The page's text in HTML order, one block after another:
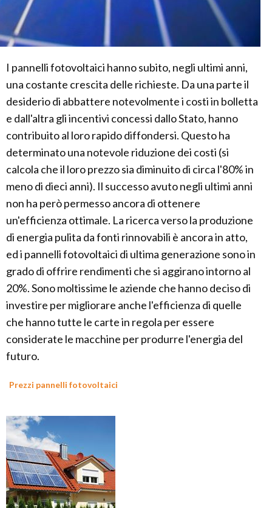
I pannelli fotovoltaici hanno subito, negli ultimi anni,
una costante crescita delle richieste. Da una parte il
desiderio di abbattere notevolmente i costi in bolletta
e dall'altra gli incentivi concessi dallo Stato, hanno
contribuito al loro rapido diffondersi. Questo ha
determinato una notevole riduzione dei costi (si
calcola che il loro prezzo sia diminuito di circa l'80% in
meno di dieci anni). Il successo avuto negli ultimi anni
non ha però permesso ancora di ottenere
un'efficienza ottimale. La ricerca verso la produzione
di energia pulita da fonti rinnovabili è ancora in atto,
ed i pannelli fotovoltaici di ultima generazione sono in
grado di offrire rendimenti che si aggirano intorno al
20%. Sono moltissime le aziende che hanno deciso di
investire per migliorare anche l'efficienza di quelle
che hanno tutte le carte in regola per essere
considerate le macchine per produrre l'energia del
futuro.
Prezzi pannelli fotovoltaici